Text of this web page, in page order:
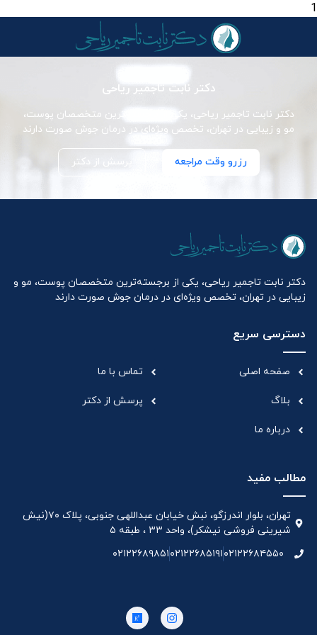
1
دکتر نابت تاجمیر ریاحی
دکتر نابت تاجمیر ریاحی، یکی از برجسته‌ترین متخصصان پوست،
مو و زیبایی در تهران، تخصص ویژه‌ای در درمان جوش صورت دارند
رزرو وقت مراجعه پرسش از دکتر
دکتر نابت تاجمیر ریاحی، یکی از برجسته‌ترین متخصصان پوست، مو و
زیبایی در تهران، تخصص ویژه‌ای در درمان جوش صورت دارند
دسترسی سریع
صفحه اصلی
بلاگ
درباره ما
تماس با ما
پرسش از دکتر
مطالب مفید
تهران، بلوار اندرزگو، نبش خیابان عبداللهی جنوبی، پلاک ۷۰(نیش
شیرینی فروشی نیشکر)، واحد ۳۳ ، طبقه ۵
۰۲۱۲۲۶۸۴۵۵۰۰۲۱۲۲۶۸۵۱۹۱۰۲۱۲۲۶۸۹۸۵۱